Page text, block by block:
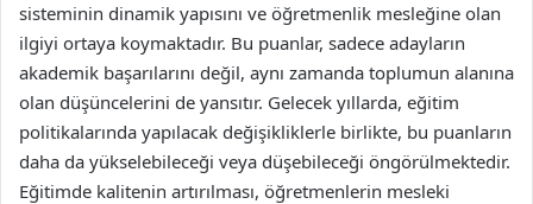
sisteminin dinamik yapısını ve öğretmenlik mesleğine olan
ilgiyi ortaya koymaktadır. Bu puanlar, sadece adayların
akademik başarılarını değil, aynı zamanda toplumun alanına
olan düşüncelerini de yansıtır. Gelecek yıllarda, eğitim
politikalarında yapılacak değişikliklerle birlikte, bu puanların
daha da yükselebileceği veya düşebileceği öngörülmektedir.
Eğitimde kalitenin artırılması, öğretmenlerin mesleki